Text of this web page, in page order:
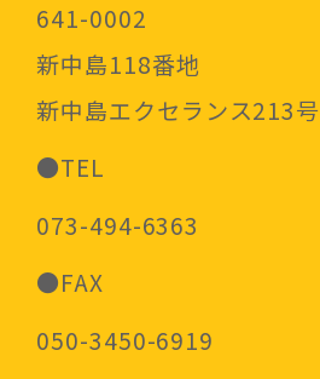
641-0002
新中島118番地
新中島エクセランス213号
●TEL
073-494-6363
●FAX
050-3450-6919